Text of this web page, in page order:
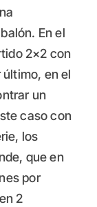
En el
2×2 con
en el
un
caso con
los
que en
por
2